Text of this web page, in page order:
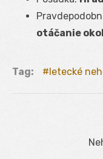
otáčanie
Tag: letecké
Navigácia